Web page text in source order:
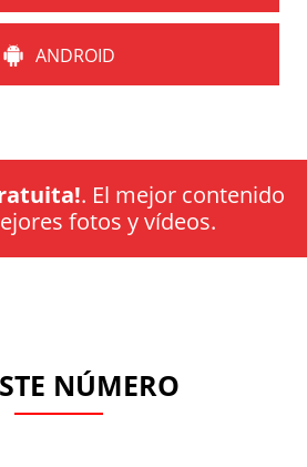
ANDROID
. El mejor contenido
fotos y vídeos.
NÚMERO